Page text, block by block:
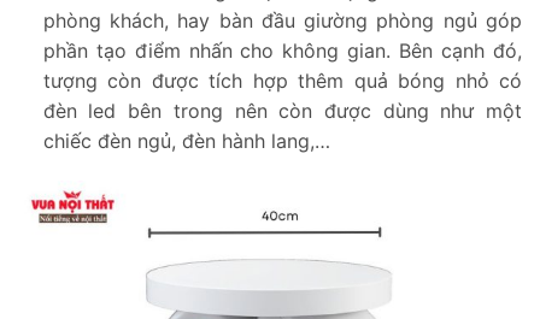
phòng khách, hay bàn đầu giường phòng ngủ góp
phần tạo điểm nhấn cho không gian. Bên cạnh đó,
tượng còn được tích hợp thêm quả bóng nhỏ có
đèn led bên trong nên còn được dùng như một
chiếc đèn ngủ, đèn hành lang,…